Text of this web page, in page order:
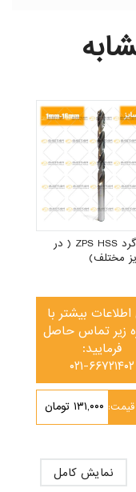
مته ته گرد ZPS HSS ( در
اطلاعات بیشتر با
زیر تماس حاصل
فرمایید:
۰۲۱-۶۶۷۲۱۴۰۲
۱۳۱,۰۰۰ تومان قیمت:
نمایش کامل